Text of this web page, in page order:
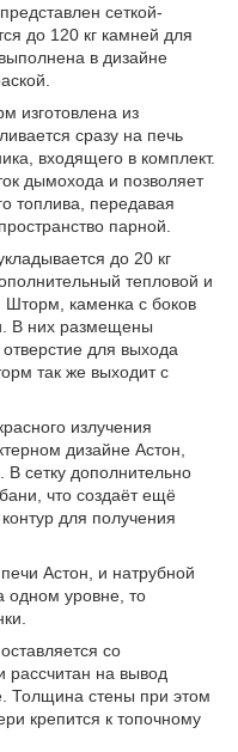
сеткой-
до 120 кг камней для
в дизайне
изготовлена из
сразу на печь
входящего в комплект.
дымохода и позволяет
топлива, передавая
парной.
до 20 кг
тепловой и
Шторм, каменка с боков
В них размещены
для выхода
так же выходит с
излучения
дизайне Астон,
В сетку дополнительно
что создаёт ещё
для получения
Астон, и натрубной
одном уровне, то
со
на вывод
Толщина стены при этом
крепится к топочному